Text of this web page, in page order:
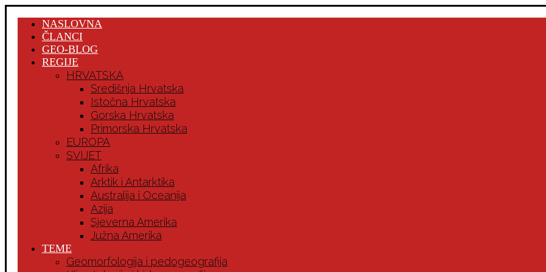
NASLOVNA
ČLANCI
GEO-BLOG
REGIJE
HRVATSKA
Središnja Hrvatska
Istočna Hrvatska
Gorska Hrvatska
Primorska Hrvatska
EUROPA
SVIJET
Afrika
Arktik i Antarktika
Australija i Oceanija
Azija
Sjeverna Amerika
Južna Amerika
TEME
Geomorfologija i pedogeografija